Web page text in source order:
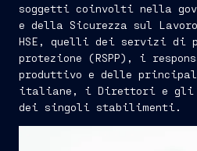
soggetti coinvolti nella
e della Sicurezza sul
HSE, quelli dei servizi di
protezione (RSPP), i
produttivo e delle
italiane, i Direttori e gli
dei singoli stabilimenti.